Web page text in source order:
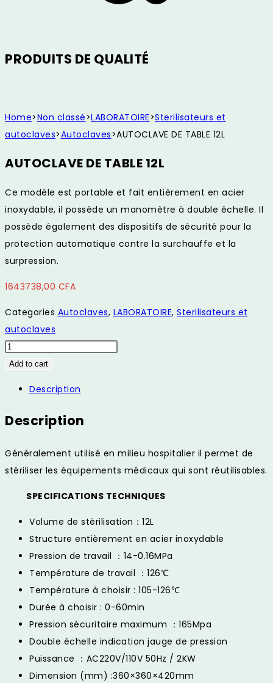
PRODUITS DE QUALITÉ
Home>Non classé>LABORATOIRE>Sterilisateurs et
autoclaves>Autoclaves>AUTOCLAVE DE TABLE 12L
AUTOCLAVE DE TABLE 12L
Ce modèle est portable et fait entièrement en acier
inoxydable, il possède un manomètre à double échelle. Il
possède également des dispositifs de sécurité pour la
protection automatique contre la surchauffe et la
surpression.
1643738,00 CFA
Categories Autoclaves, LABORATOIRE, Sterilisateurs et
autoclaves
AUTOCLAVE
DE
quantity
Add to cart
Description
Description
Généralement utilisé en milieu hospitalier il permet de
stériliser les équipements médicaux qui sont réutilisables.
SPECIFICATIONS TECHNIQUES
Volume de stérilisation：12L
Structure entièrement en acier inoxydable
Pression de travail ：14-0.16MPa
Température de travail ：126℃
Température à choisir : 105-126℃
Durée à choisir : 0-60min
Pression sécuritaire maximum ：165Mpa
Double échelle indication jauge de pression
Puissance ：AC220V/110V 50Hz / 2KW
Dimension (mm) :360×360×420mm